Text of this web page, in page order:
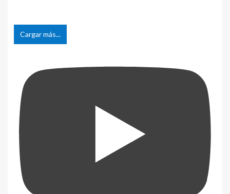
Cargar más...